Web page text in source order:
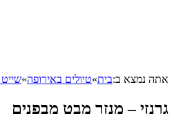
אתה נמצא ב:בית»טיולים באירופה»שייט
גרנזי – מנזר מבט מבפנים